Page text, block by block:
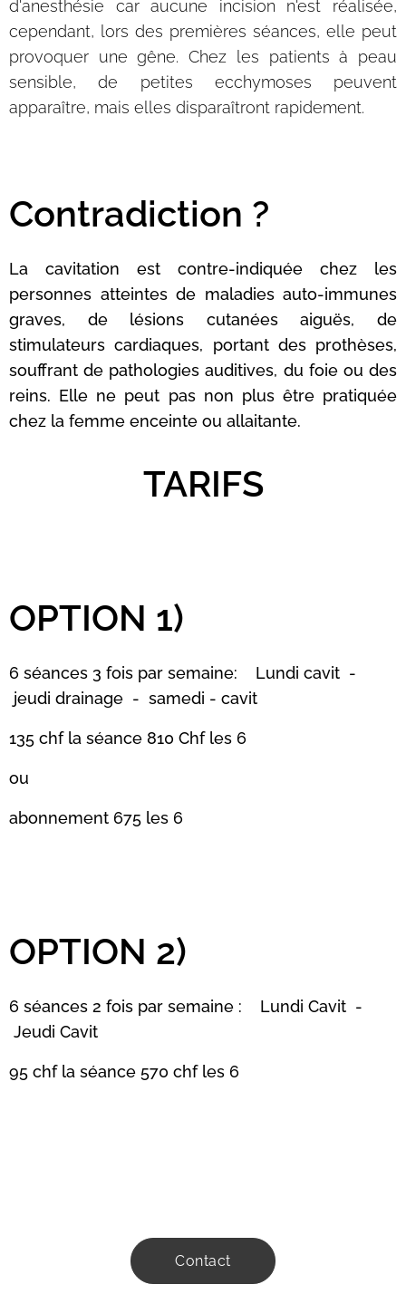
d'anesthésie car aucune incision n'est réalisée,
cependant, lors des premières séances, elle peut
provoquer une gêne. Chez les patients à peau
sensible, de petites ecchymoses peuvent
apparaître, mais elles disparaîtront rapidement.
Contradiction ?
La cavitation est contre-indiquée chez les
personnes atteintes de maladies auto-immunes
graves, de lésions cutanées aiguës, de
stimulateurs cardiaques, portant des prothèses,
souffrant de pathologies auditives, du foie ou des
reins. Elle ne peut pas non plus être pratiquée
chez la femme enceinte ou allaitante.
TARIFS
OPTION 1)
6 séances 3 fois par semaine: Lundi cavit -
jeudi drainage - samedi - cavit
135 chf la séance 810 Chf les 6
ou
abonnement 675 les 6
OPTION 2)
6 séances 2 fois par semaine : Lundi Cavit -
Jeudi Cavit
95 chf la séance 570 chf les 6
Contact